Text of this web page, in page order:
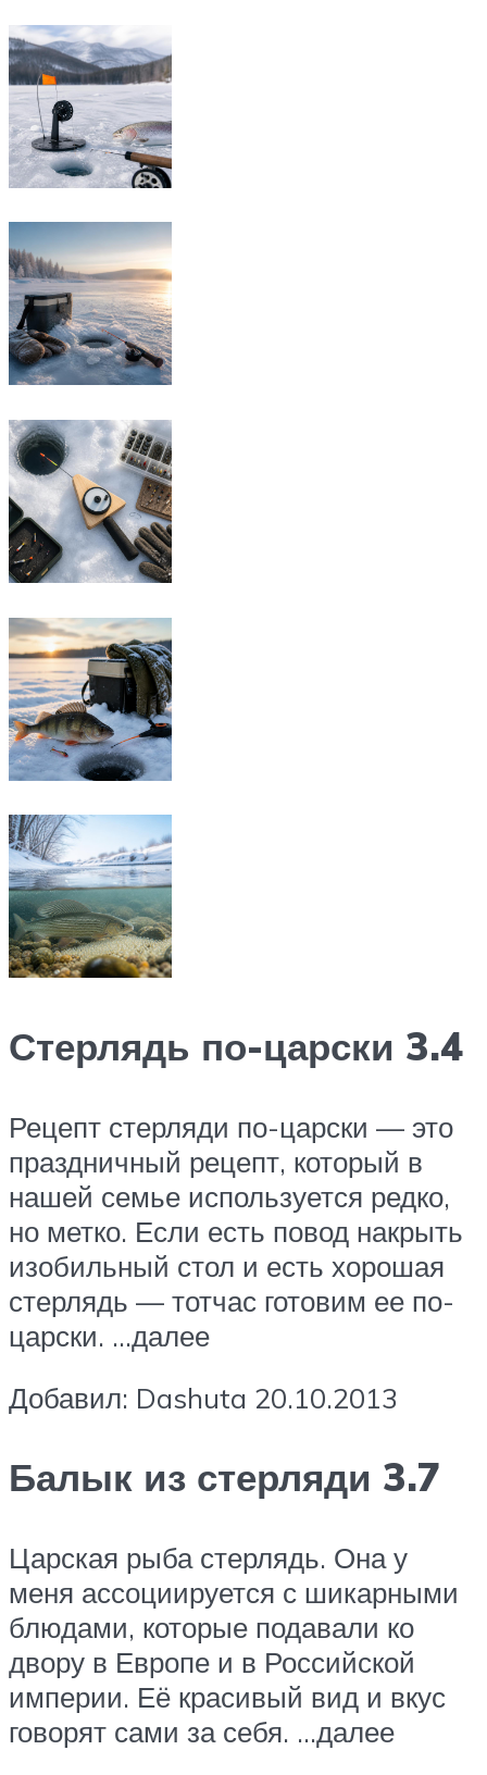
Стерлядь по-царски 3.4
Рецепт стерляди по-царски — это
праздничный рецепт, который в
нашей семье используется редко,
но метко. Если есть повод накрыть
изобильный стол и есть хорошая
стерлядь — тотчас готовим ее по-
царски. …далее
Добавил: Dashuta 20.10.2013
Балык из стерляди 3.7
Царская рыба стерлядь. Она у
меня ассоциируется с шикарными
блюдами, которые подавали ко
двору в Европе и в Российской
империи. Её красивый вид и вкус
говорят сами за себя. …далее